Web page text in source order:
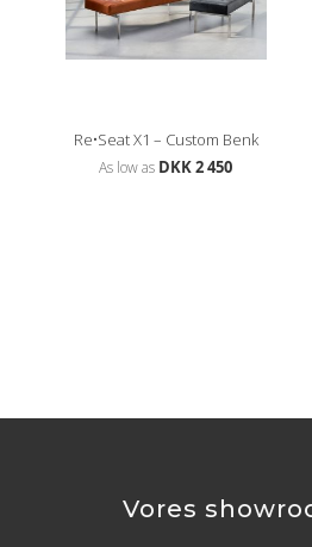
Re•Seat X1 – Custom Benk
As low as DKK 2 450
Vores